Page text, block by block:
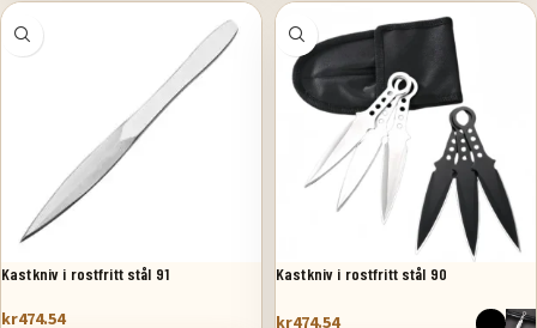
Kastkniv i rostfritt stål 91
kr474.54
Kastkniv i rostfritt stål 90
kr474.54